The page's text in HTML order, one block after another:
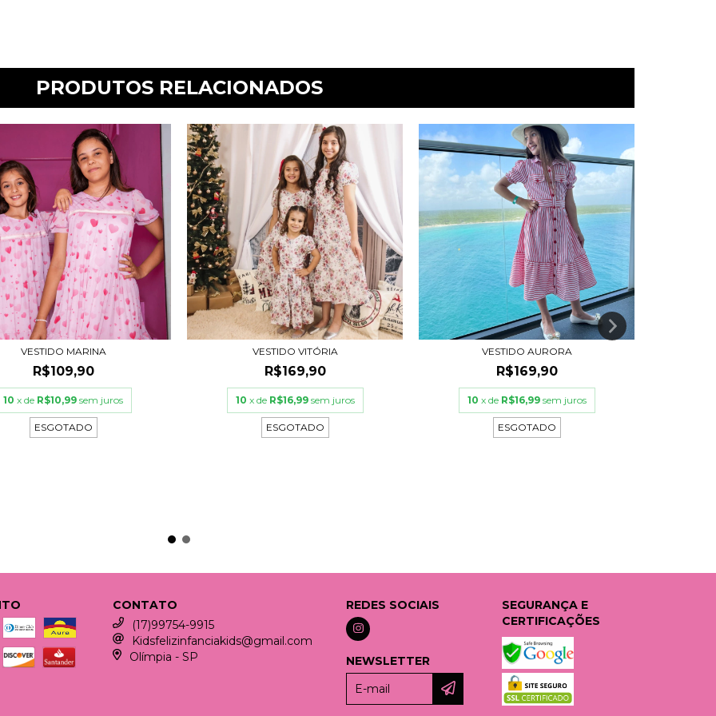
PRODUTOS RELACIONADOS
VESTIDO MARINA
R$109,90
10 x de R$10,99 sem juros
ESGOTADO
VESTIDO VITÓRIA
R$169,90
10 x de R$16,99 sem juros
ESGOTADO
VESTIDO AURORA
R$169,90
10 x de R$16,99 sem juros
ESGOTADO
CONTATO
(17)99754-9915
Kidsfelizinfanciakids@gmail.com
Olímpia - SP
REDES SOCIAIS
NEWSLETTER
SEGURANÇA E
CERTIFICAÇÕES